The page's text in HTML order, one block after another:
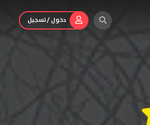
دخول / تسجيل